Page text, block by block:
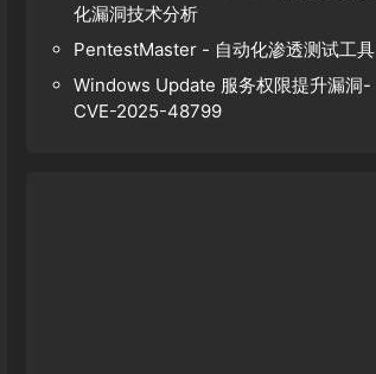
化漏洞技术分析
PentestMaster - 自动化渗透测试工具
Windows Update 服务权限提升漏洞-
CVE-2025-48799